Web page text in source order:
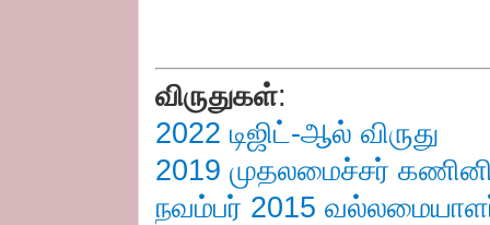
விருதுகள்:
2022 டிஜிட்-ஆல் விருது
2019 முதலமைச்சர்
நவம்பர் 2015 வல்லமையாளர்